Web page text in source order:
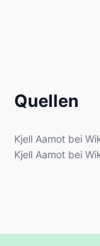
Quellen
Kjell Aamot bei
Kjell Aamot bei